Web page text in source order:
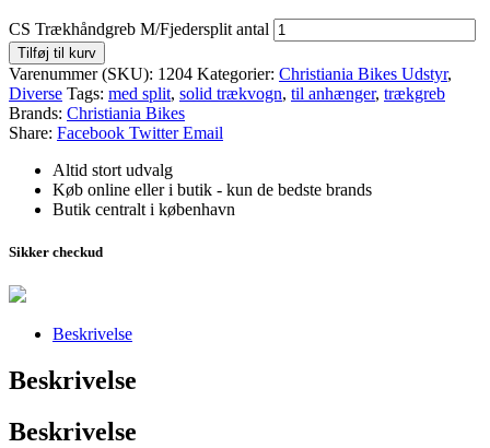
CS Trækhåndgreb M/Fjedersplit antal
Tilføj til kurv
Varenummer (SKU): 1204 Kategorier: Christiania Bikes Udstyr,
Diverse Tags: med split, solid trækvogn, til anhænger, trækgreb
Brands: Christiania Bikes
Share: Facebook Twitter Email
Altid stort udvalg
Køb online eller i butik - kun de bedste brands
Butik centralt i københavn
Sikker checkud
Beskrivelse
Beskrivelse
Beskrivelse